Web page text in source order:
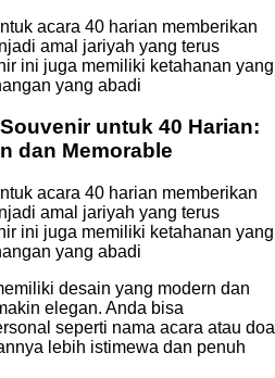
acara 40 harian memberikan
amal jariyah yang terus
ini juga memiliki ketahanan yang
yang abadi
untuk 40 Harian:
dan Memorable
acara 40 harian memberikan
amal jariyah yang terus
ini juga memiliki ketahanan yang
yang abadi
desain yang modern dan
elegan. Anda bisa
seperti nama acara atau doa
lebih istimewa dan penuh